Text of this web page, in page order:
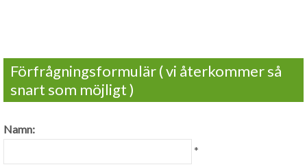
Förfrågningsformulär ( vi återkommer så
snart som möjligt )
Namn:
*